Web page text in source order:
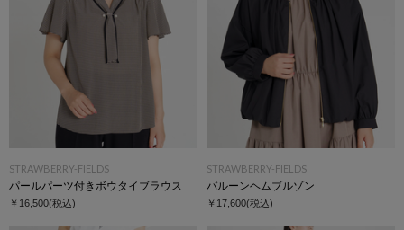
STRAWBERRY-FIELDS
パールパーツ付きボウタイブラウス
￥16,500(税込)
STRAWBERRY-FIELDS
バルーンヘムブルゾン
￥17,600(税込)